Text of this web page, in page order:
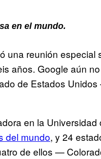
en el mundo.
una reunión especial
años. Google aún
de Estados
en la Universidad
del mundo, y 24
de ellos —